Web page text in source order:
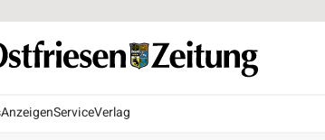
AnzeigenServiceVerlag